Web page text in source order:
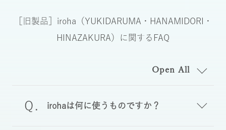
［旧製品］iroha（YUKIDARUMA・HANAMIDORI・
HINAZAKURA）
に関するFAQ
Open All
irohaは何に使うものですか？